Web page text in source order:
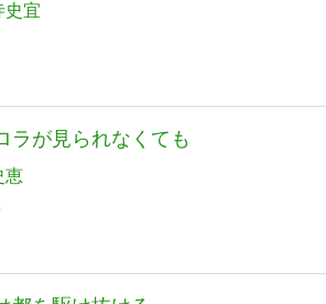
史宜
ラが見られなくても
恵